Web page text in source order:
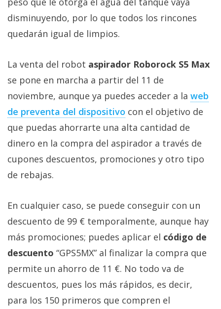
disminuyendo, por lo que todos los rincones
quedarán igual de limpios.
La venta del robot aspirador Roborock S5 Max
se pone en marcha a partir del 11 de
noviembre, aunque ya puedes acceder a la web
de preventa del dispositivo con el objetivo de
que puedas ahorrarte una alta cantidad de
dinero en la compra del aspirador a través de
cupones descuentos, promociones y otro tipo
de rebajas.
En cualquier caso, se puede conseguir con un
descuento de 99 € temporalmente, aunque hay
más promociones; puedes aplicar el código de
descuento “GPS5MX” al finalizar la compra que
permite un ahorro de 11 €. No todo va de
descuentos, pues los más rápidos, es decir,
para los 150 primeros que compren el